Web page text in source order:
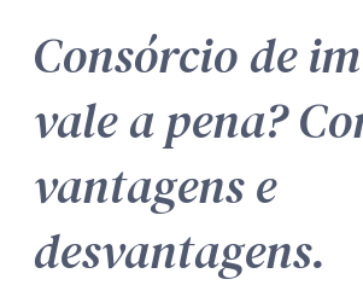
Consórcio de
vale a pena?
vantagens e
desvantagens.